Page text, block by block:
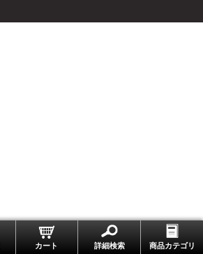
カート 詳細検索 商品カテゴリ
一番上に戻る